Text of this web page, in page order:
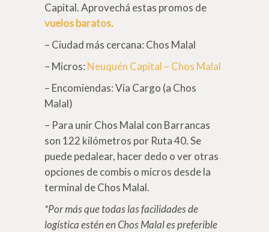
Capital. Aprovechá estas promos de
vuelos baratos.
– Ciudad más cercana: Chos Malal
– Micros: Neuquén Capital – Chos Malal
– Encomiendas: Via Cargo (a Chos
Malal)
– Para unir Chos Malal con Barrancas
son 122 kilómetros por Ruta 40. Se
puede pedalear, hacer dedo o ver otras
opciones de combis o micros desde la
terminal de Chos Malal.
*Por más que todas las facilidades de
logística estén en Chos Malal es preferible